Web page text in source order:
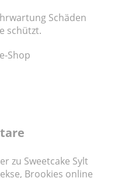
Schäden
schützt.
Shop
zu Sweetcake Sylt
Brookies online